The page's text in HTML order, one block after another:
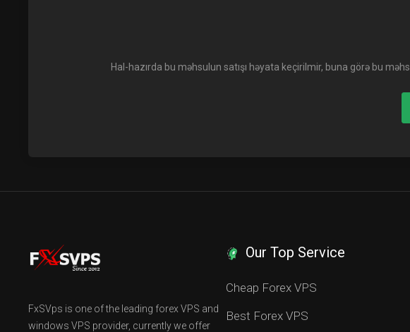
Hal-hazırda bu məhsulun satışı həyata keçirilmir, buna görə bu
FxSVps is one of the leading forex VPS and
windows VPS provider, currently we offer
Our Top Service
Cheap Forex VPS
Best Forex VPS